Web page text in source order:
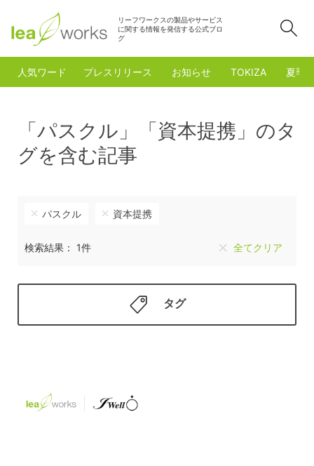
リーフワークスの製品やサービス
に関する情報を発信する公式ブロ
グ
人気ワード プレスリリース お知らせ TOKIZA 夏季
「パスクル」「資本提携」のタ
グを含む記事
パスクル 資本提携
検索結果： 1件 全てクリア
タグ